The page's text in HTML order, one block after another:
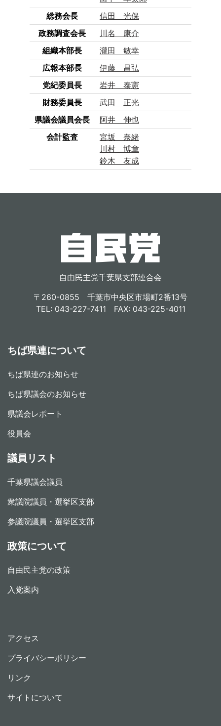
総務会長
信田 光保
政務調査会長
川名 康介
組織本部長
瀧田 敏幸
広報本部長
伊藤 昌弘
党紀委員長
岩井 泰憲
財務委員長
武田 正光
県議会議員会長
阿井 伸也
会計監査
宮坂 奈緒
川村 博章
鈴木 友成
自由民主党千葉県支部連合会
〒260-0855 千葉市中央区市場町2番13号
TEL: 043-227-7411 FAX: 043-225-4011
ちば県連について
ちば県連のお知らせ
ちば県議会のお知らせ
県議会レポート
役員会
議員リスト
千葉県議会議員
衆議院議員・選挙区支部
参議院議員・選挙区支部
政策について
自由民主党の政策
入党案内
アクセス
プライバシーポリシー
リンク
サイトについて